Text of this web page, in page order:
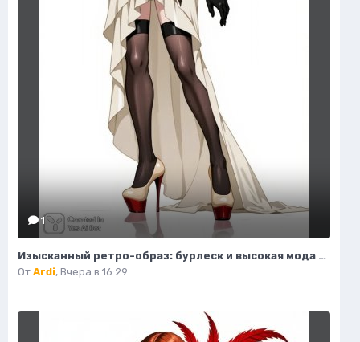
1
Изысканный ретро-образ: бурлеск и высокая мода в деталях. Картинка из нейросети Flux
От Ardi, Вчера в 16:29